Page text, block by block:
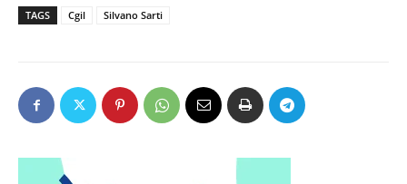
TAGS Cgil Silvano Sarti